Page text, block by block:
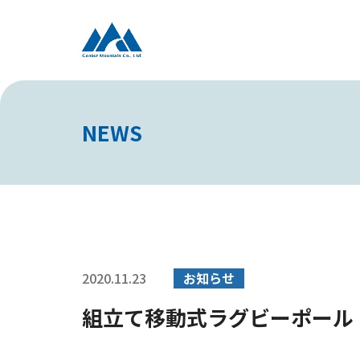
NEWS
2020.11.23 お知らせ
組立て移動式ラグビーポール